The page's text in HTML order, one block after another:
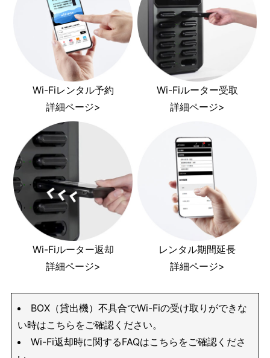
Wi-Fiレンタル予約
詳細ページ>
Wi-Fiルーター受取
詳細ページ>
Wi-Fiルーター返却
詳細ページ>
レンタル期間延長
詳細ページ>
BOX（貸出機）不具合でWi-Fiの受け取りができな
い時はこちらをご確認ください。
Wi-Fi返却時に関するFAQはこちらをご確認くださ